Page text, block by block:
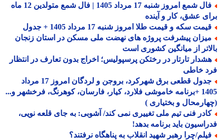
فال شمع امروز شنبه 17 مرداد 1405 | فال شمع متولدین 12 ماه
عشق، کار و آینده
سکه و قیمت طلا امروز شنبه 17 مرداد 1405 + جدول
پیشرفت پروژه های نهضت ملی مسکن در استان زنجان
از میانگین کشوری است
تارتار در رختکن پرسپولیس؛ اخراج بدون تعارف در انتظار
خاطی
جدول قطعی برق شهرکرد، بروجن و لردگان امروز 17 مرداد
1405 +برنامه خاموشی فلارد، کیار، فارسان، کوهرنگ، فرخشهر و...
و بختیاری )
فنی تیم ملی تغییری نمی کند/ آشوبی: به جای قلعه نویی،
باید برنامه بدهد!
چرا رهبر شهید انقلاب به پناهگاه نرفتند؟